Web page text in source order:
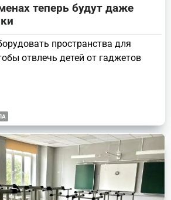
теперь будут даже
пространства для
отвлечь детей от гаджетов